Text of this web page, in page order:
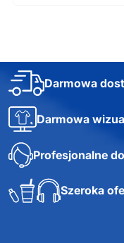
Darmowa
Darmowa
Profesjonalne
Szeroka